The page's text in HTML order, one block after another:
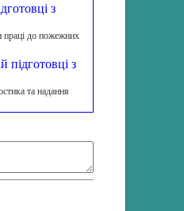
з
праці до пожежних
з
та надання